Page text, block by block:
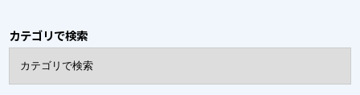
カテゴリで検索